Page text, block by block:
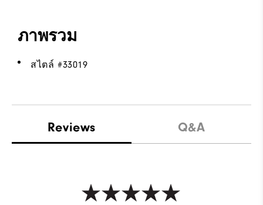
ภาพรวม
สไตล์ #33019
Reviews Q&A